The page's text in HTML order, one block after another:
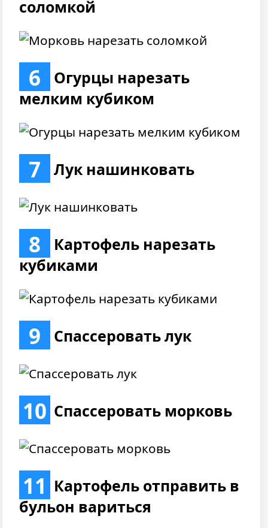
соломкой
6
Огурцы нарезать
мелким кубиком
7 Лук нашинковать
8
Картофель нарезать
кубиками
9 Спассеровать лук
10 Спассеровать морковь
11 Картофель отправить в
бульон вариться